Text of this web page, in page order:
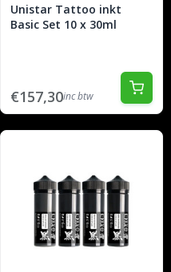
Unistar Tattoo inkt
Basic Set 10 x 30ml
€157,30inc btw